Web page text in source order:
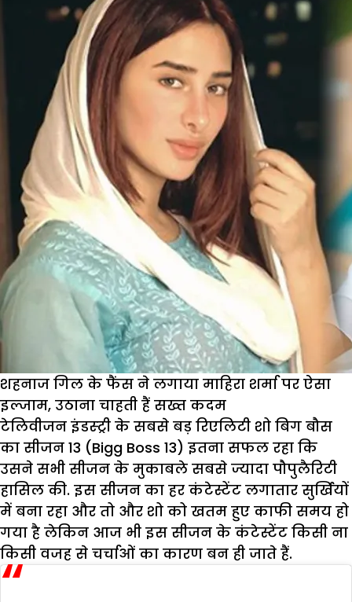
में
शहनाज गिल के फैंस ने लगाया माहिरा शर्मा पर ऐसा
इल्जाम, उठाना चाहती हैं सख्त कदम
टेलिवीजन इंडस्ट्री के सबसे बड़ रिएलिटी शो बिग बौस
का सीजन 13 (Bigg Boss 13) इतना सफल रहा कि
उसने सभी सीजन के मुकाबले सबसे ज्यादा पौपुलैरिटी
हासिल की. इस सीजन का हर कंटेस्टेंट लगातार सुर्खियों
में बना रहा और तो और शो को खतम हुए काफी समय हो
गया है लेकिन आज भी इस सीजन के कंटेस्टेंट किसी ना
किसी वजह से चर्चाओं का कारण बन ही जाते हैं.